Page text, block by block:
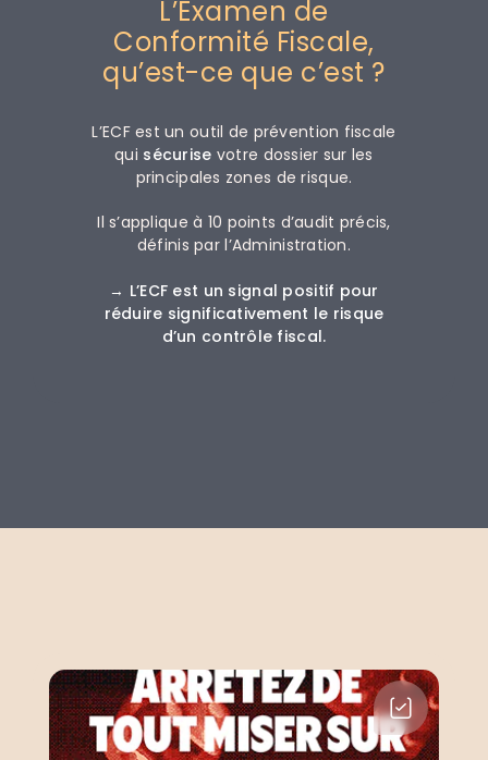
L’Examen de
Conformité Fiscale,
qu’est-ce que c’est ?
L’ECF est un outil de prévention fiscale
qui sécurise votre dossier sur les
principales zones de risque.
Il s’applique à 10 points d’audit précis,
définis par l’Administration.
→ L’ECF est un signal positif pour
réduire significativement le risque
d’un contrôle fiscal.